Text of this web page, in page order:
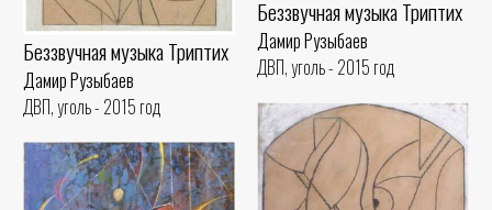
Беззвучная музыка Триптих
Дамир Рузыбаев
ДВП, уголь - 2015 год
Беззвучная музыка Триптих
Дамир Рузыбаев
ДВП, уголь - 2015 год